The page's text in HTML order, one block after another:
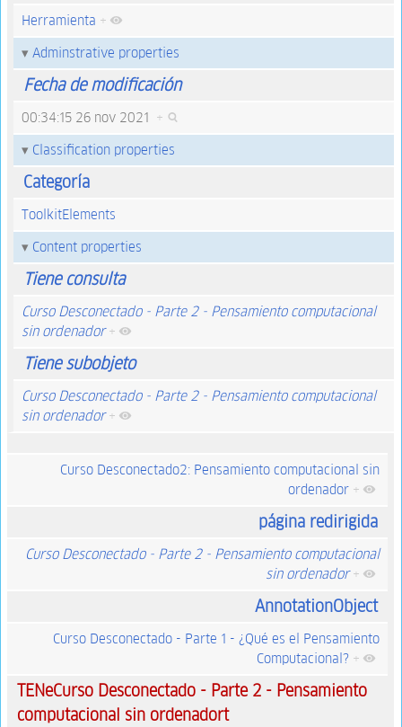
Herramienta +
Adminstrative properties
Fecha de modificación
00:34:15 26 nov 2021 +
Classification properties
Categoría
ToolkitElements
Content properties
Tiene consulta
Curso Desconectado - Parte 2 - Pensamiento computacional
sin ordenador +
Tiene subobjeto
Curso Desconectado - Parte 2 - Pensamiento computacional
sin ordenador +
Curso Desconectado2: Pensamiento computacional sin
ordenador +
página redirigida
Curso Desconectado - Parte 2 - Pensamiento computacional
sin ordenador +
AnnotationObject
Curso Desconectado - Parte 1 - ¿Qué es el Pensamiento
Computacional? +
TENeCurso Desconectado - Parte 2 - Pensamiento
computacional sin ordenadort